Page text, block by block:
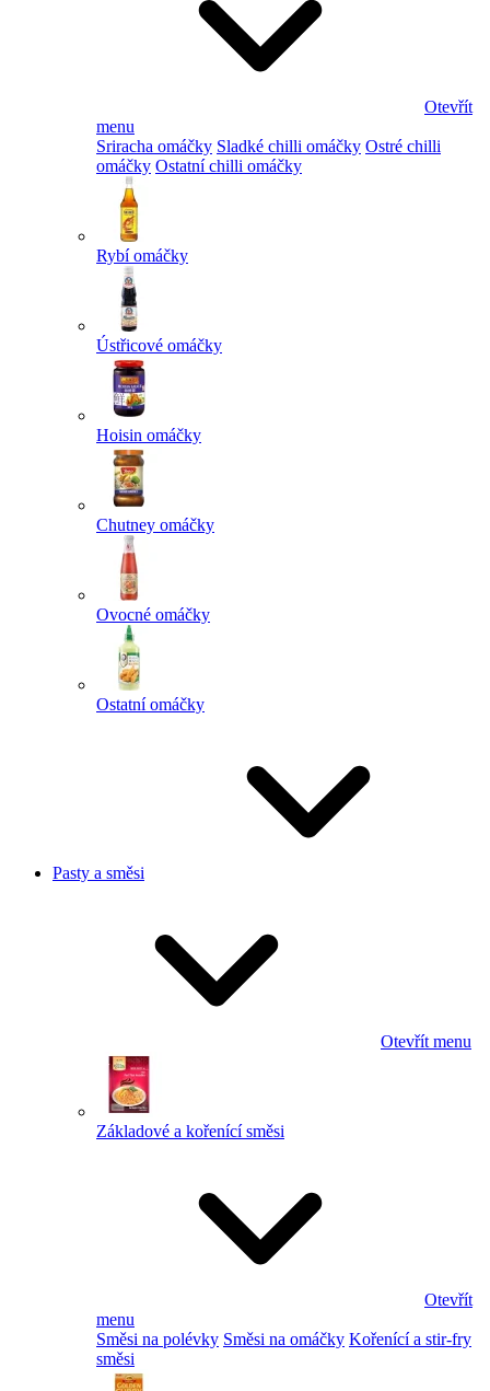
Otevřít
menu
Sriracha omáčky Sladké chilli omáčky Ostré chilli
omáčky Ostatní chilli omáčky
Rybí omáčky
Ústřicové omáčky
Hoisin omáčky
Chutney omáčky
Ovocné omáčky
Ostatní omáčky
Pasty a směsi
Otevřít menu
Základové a kořenící směsi
Otevřít
menu
Směsi na polévky Směsi na omáčky Kořenící a stir-fry
směsi